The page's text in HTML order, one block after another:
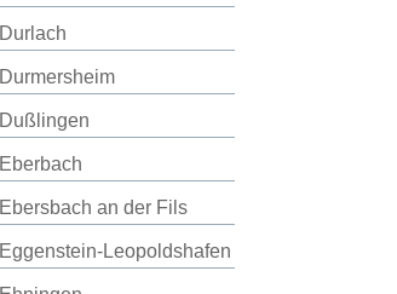
Durlach
Durmersheim
Dußlingen
Eberbach
Ebersbach an der Fils
Eggenstein-Leopoldshafen